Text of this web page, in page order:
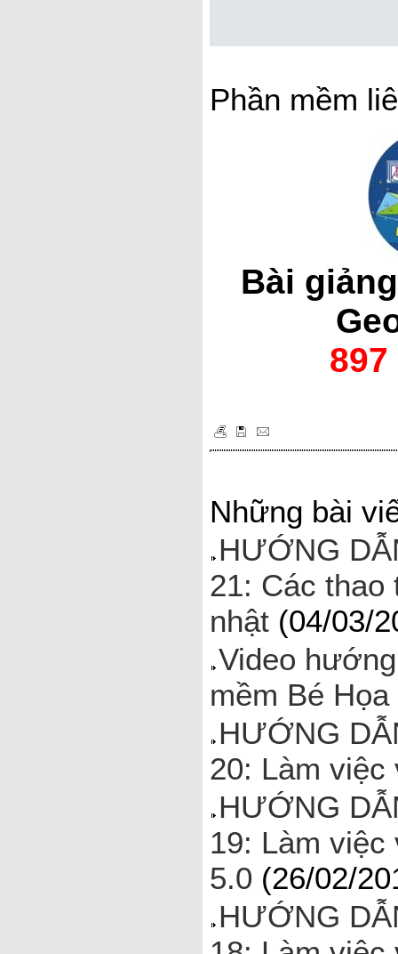
Phần mềm
Bài
897
Những bài
HƯỚNG
21: Các thao
nhật (04/03/
Video
mềm Bé
HƯỚNG
20: Làm
HƯỚNG
19: Làm
5.0 (26/02/
HƯỚNG